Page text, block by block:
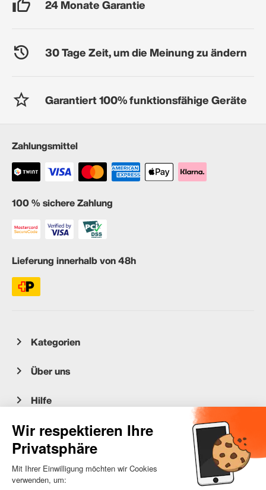
24 Monate Garantie
30 Tage Zeit, um die Meinung zu ändern
Garantiert 100% funktionsfähige Geräte
Zahlungsmittel
100 % sichere Zahlung
Lieferung innerhalb von 48h
Kategorien
Über uns
Hilfe
Kundenservice
occasion.migros.mobile@recommerce.com
Montag-Freitag 08:00-17:00